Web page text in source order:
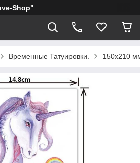
Shop"
Временные Татуировки. 150х210